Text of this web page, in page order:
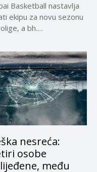
Basketball nastavlja
ekipu za novu sezonu
a bh.
nesreća:
osobe
među